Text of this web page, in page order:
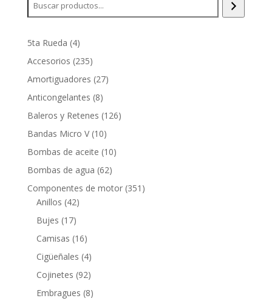
5ta Rueda 44
productos
Accesorios 235235
productos
Amortiguadores 2727
Anticongelantes 88
productos
Baleros y Retenes 126126
Bandas Micro V 1010
productos
Bombas de aceite 1010
Bombas de agua 6262
productos
Componentes de motor 351 351
Anillos 4242
Bujes 1717
productos
Camisas 1616
productos
Cigüeñales 44
productos
Cojinetes 9292
productos
Embragues 88